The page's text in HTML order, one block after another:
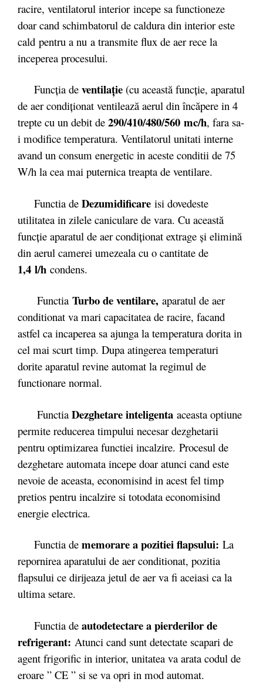
racire, ventilatorul interior incepe sa functioneze
doar cand schimbatorul de caldura din interior este
cald pentru a nu a transmite flux de aer rece la
inceperea procesului.
Funcţia de ventilaţie (cu această funcţie, aparatul
de aer condiţionat ventilează aerul din încăpere in 4
trepte cu un debit de 290/410/480/560 mc/h, fara sa-
i modifice temperatura. Ventilatorul unitati interne
avand un consum energetic in aceste conditii de 75
W/h la cea mai puternica treapta de ventilare.
Functia de Dezumidificare isi dovedeste
utilitatea in zilele caniculare de vara. Cu această
funcţie aparatul de aer condiţionat extrage şi elimină
din aerul camerei umezeala cu o cantitate de
1,4 l/h condens.
Functia Turbo de ventilare, aparatul de aer
conditionat va mari capacitatea de racire, facand
astfel ca incaperea sa ajunga la temperatura dorita in
cel mai scurt timp. Dupa atingerea temperaturi
dorite aparatul revine automat la regimul de
functionare normal.
Functia Dezghetare inteligenta aceasta optiune
permite reducerea timpului necesar dezghetarii
pentru optimizarea functiei incalzire. Procesul de
dezghetare automata incepe doar atunci cand este
nevoie de aceasta, economisind in acest fel timp
pretios pentru incalzire si totodata economisind
energie electrica.
Functia de memorare a pozitiei flapsului: La
repornirea aparatului de aer conditionat, pozitia
flapsului ce dirijeaza jetul de aer va fi aceiasi ca la
ultima setare.
Functia de autodetectare a pierderilor de
refrigerant: Atunci cand sunt detectate scapari de
agent frigorific in interior, unitatea va arata codul de
eroare ” CE ” si se va opri in mod automat.